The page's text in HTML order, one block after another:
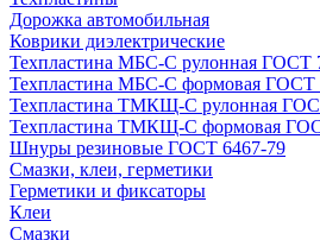
Дорожка автомобильная
Коврики диэлектрические
Техпластина МБС-С рулонная ГОСТ
Техпластина МБС-С формовая ГОСТ
Техпластина ТМКЩ-С рулонная
Техпластина ТМКЩ-С формовая
Шнуры резиновые ГОСТ 6467-79
Смазки, клеи, герметики
Герметики и фиксаторы
Клеи
Смазки